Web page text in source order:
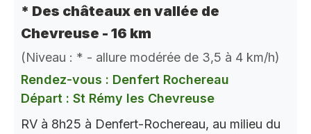
* Des châteaux en vallée de
Chevreuse - 16 km
(Niveau : * - allure modérée de 3,5 à 4 km/h)
Rendez-vous : Denfert Rochereau
Départ : St Rémy les Chevreuse
RV à 8h25 à Denfert-Rochereau, au milieu du